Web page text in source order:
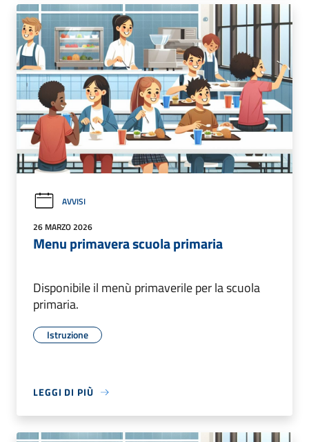
AVVISI
26 MARZO 2026
Menu primavera scuola primaria
Disponibile il menù primaverile per la scuola
primaria.
Istruzione
LEGGI DI PIÙ